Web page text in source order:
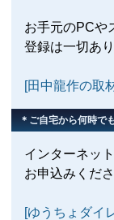
お手元のPCや
登録は一切あ
[田中龍作の取
＊ご自宅から何時で
インターネッ
お申込みくださ
[ゆうちょダイ